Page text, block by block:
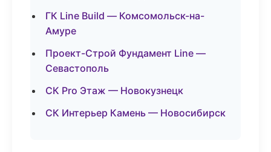
ГК Line Build — Комсомольск-на-
Амуре
Проект-Строй Фундамент Line —
Севастополь
СК Pro Этаж — Новокузнецк
СК Интерьер Камень — Новосибирск